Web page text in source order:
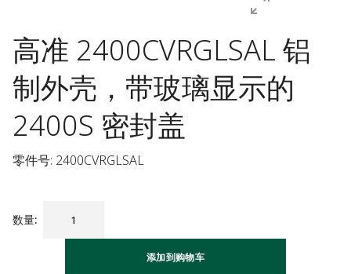
高准 2400CVRGLSAL 铝
制外壳，带玻璃显示的
2400S 密封盖
零件号: 2400CVRGLSAL
数量:
添加到购物车